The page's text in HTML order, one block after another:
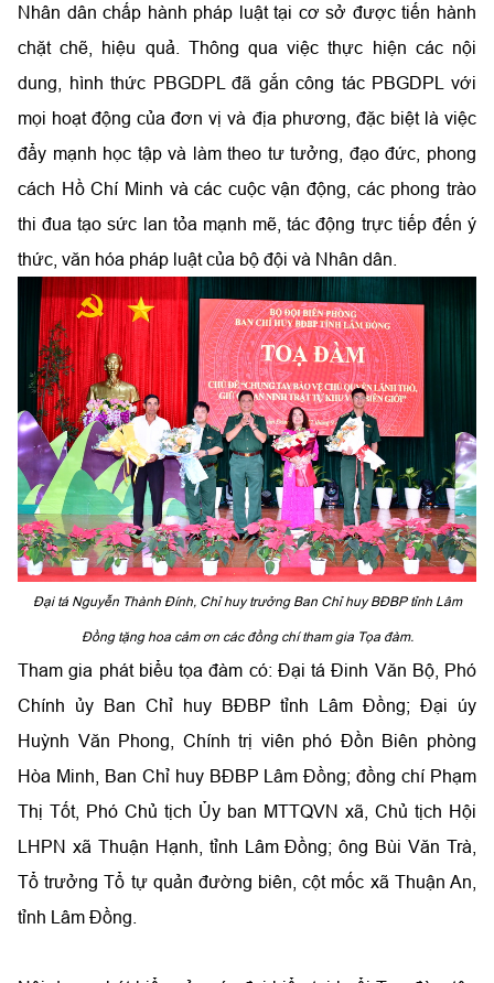
Nhân dân chấp hành pháp luật tại cơ sở được tiến hành
chặt chẽ, hiệu quả. Thông qua việc thực hiện các nội
dung, hình thức PBGDPL đã gắn công tác PBGDPL với
mọi hoạt động của đơn vị và địa phương, đặc biệt là việc
đẩy mạnh học tập và làm theo tư tưởng, đạo đức, phong
cách Hồ Chí Minh và các cuộc vận động, các phong trào
thi đua tạo sức lan tỏa mạnh mẽ, tác động trực tiếp đến ý
thức, văn hóa pháp luật của bộ đội và Nhân dân.
Đại tá Nguyễn Thành Đính, Chỉ huy trưởng Ban Chỉ huy BĐBPtỉnh Lâm
Đồng tặng hoa cảm ơn các đồng chí tham gia Tọa đàm.
Tham gia phát biểu tọa đàm có: Đại tá Đinh Văn Bộ, Phó
Chính ủy Ban Chỉ huy BĐBP tỉnh Lâm Đồng; Đại úy
Huỳnh Văn Phong, Chính trị viên phó Đồn Biên phòng
Hòa Minh, Ban Chỉ huy BĐBP Lâm Đồng; đồng chí Phạm
Thị Tốt, Phó Chủ tịch Ủy ban MTTQVN xã, Chủ tịch Hội
LHPN xã Thuận Hạnh, tỉnh Lâm Đồng; ông Bùi Văn Trà,
Tổ trưởng Tổ tự quản đường biên, cột mốc xã Thuận An,
tỉnh Lâm Đồng.